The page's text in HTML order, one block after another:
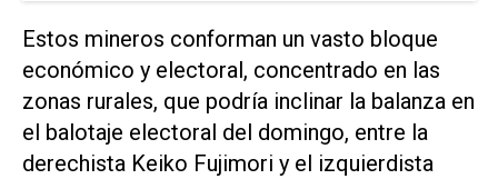
Estos mineros conforman un vasto bloque
económico y electoral, concentrado en las
zonas rurales, que podría inclinar la balanza en
el balotaje electoral del domingo, entre la
derechista Keiko Fujimori y el izquierdista